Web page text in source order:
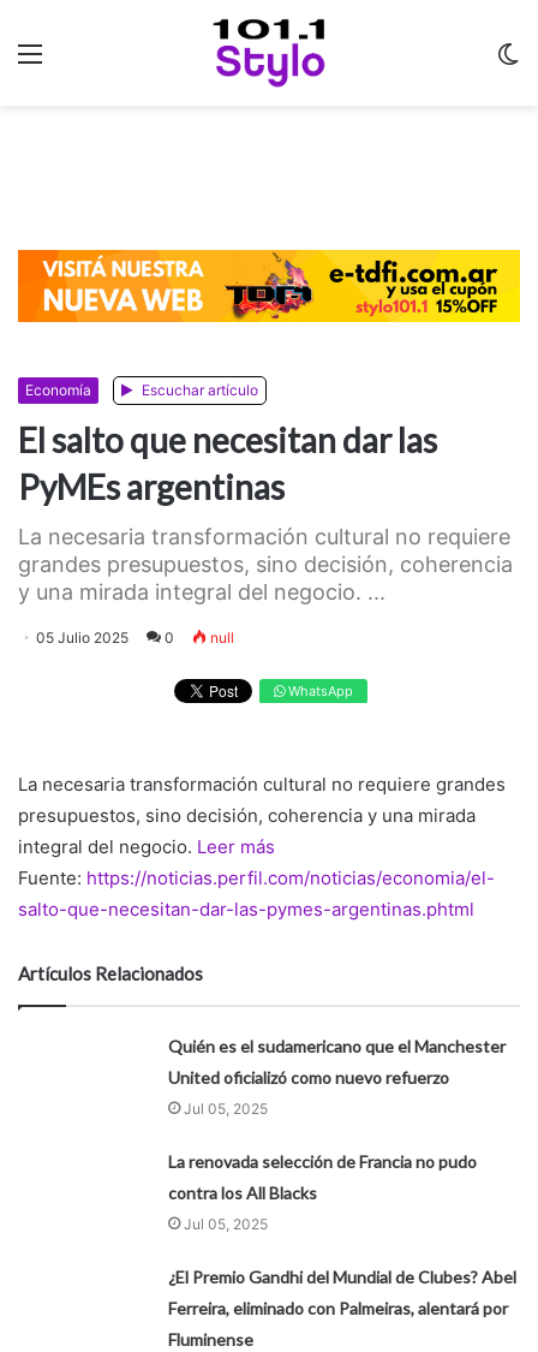
Economía Escuchar artículo
El salto que necesitan dar las
PyMEs argentinas
La necesaria transformación cultural no requiere
grandes presupuestos, sino decisión, coherencia
y una mirada integral del negocio. ...
05 Julio 2025 0 null
WhatsApp
La necesaria transformación cultural no requiere grandes
presupuestos, sino decisión, coherencia y una mirada
integral del negocio. Leer más
Fuente: https://noticias.perfil.com/noticias/economia/el-
salto-que-necesitan-dar-las-pymes-argentinas.phtml
Artículos Relacionados
Quién es el sudamericano que el Manchester
United oficializó como nuevo refuerzo
Jul 05, 2025
La renovada selección de Francia no pudo
contra los All Blacks
Jul 05, 2025
¿El Premio Gandhi del Mundial de Clubes? Abel
Ferreira, eliminado con Palmeiras, alentará por
Fluminense